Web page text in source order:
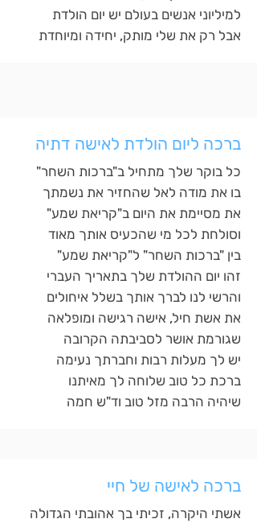
למיליוני אנשים בעולם יש יום הולדת
אבל רק את שלי מותק, יחידה ומיוחדת
ברכה ליום הולדת לאישה דתיה
כל בוקר שלך מתחיל ב"ברכות השחר"
בו את מודה לאל שהחזיר את נשמתך
את מסיימת את היום ב"קריאת שמע"
וסולחת לכל מי שהכעיס אותך מאוד
בין "ברכות השחר" ל"קריאת שמע"
זהו יום ההולדת שלך בתאריך העברי
והרשי לנו לברך אותך בשלל איחולים
את אשת חיל, אישה רגישה ומופלאה
שגורמת אושר לסביבתה הקרובה
יש לך מעלות רבות וחברתך נעימה
ברכת כל טוב שלוחה לך מאיתנו
שיהיה הרבה מזל טוב וד"ש חמה
ברכה לאישה של חיי
אשתי היקרה, זכיתי בך אהובתי הגדולה